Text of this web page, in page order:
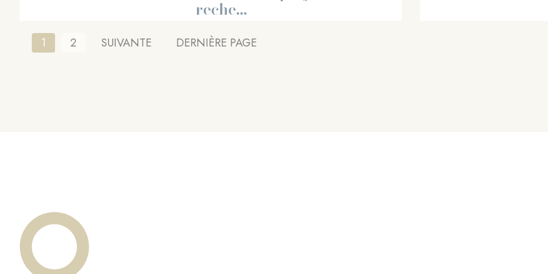
reche...
Pagination
Page
1 Page
2
PAGE
SUIVANTE
DERNIÈRE
DERNIÈRE PAGE